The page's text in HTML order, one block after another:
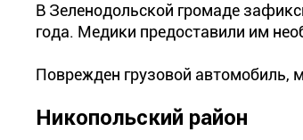
В Зеленодольской громаде
года. Медики предоставили им
Поврежден грузовой автомобиль,
Никопольский район